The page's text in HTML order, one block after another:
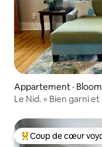
Appartement ·
Le Nid. « Bien garni
Coup de cœur
Coup de cœur